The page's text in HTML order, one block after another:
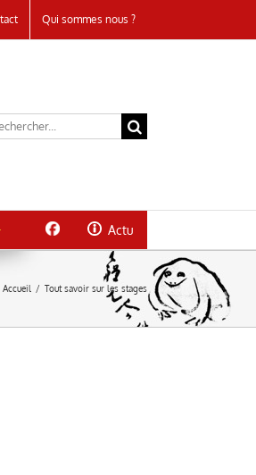
Qui sommes nous ?
Actu
Accueil / Tout savoir sur les stages